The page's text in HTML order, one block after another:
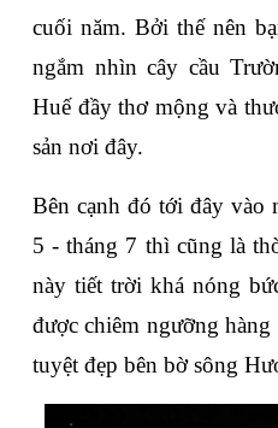
cuối năm. Bởi thế nên
ngắm nhìn cây cầu
Huế đầy thơ mộng và
sản nơi đây.
Bên cạnh đó tới đây vào
5 - tháng 7 thì cũng là
này tiết trời khá nóng
được chiêm ngưỡng
tuyệt đẹp bên bờ sông